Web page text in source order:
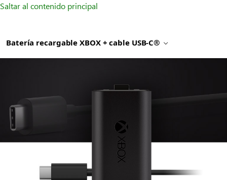
Saltar al contenido principal
Batería recargable XBOX + cable USB-C®